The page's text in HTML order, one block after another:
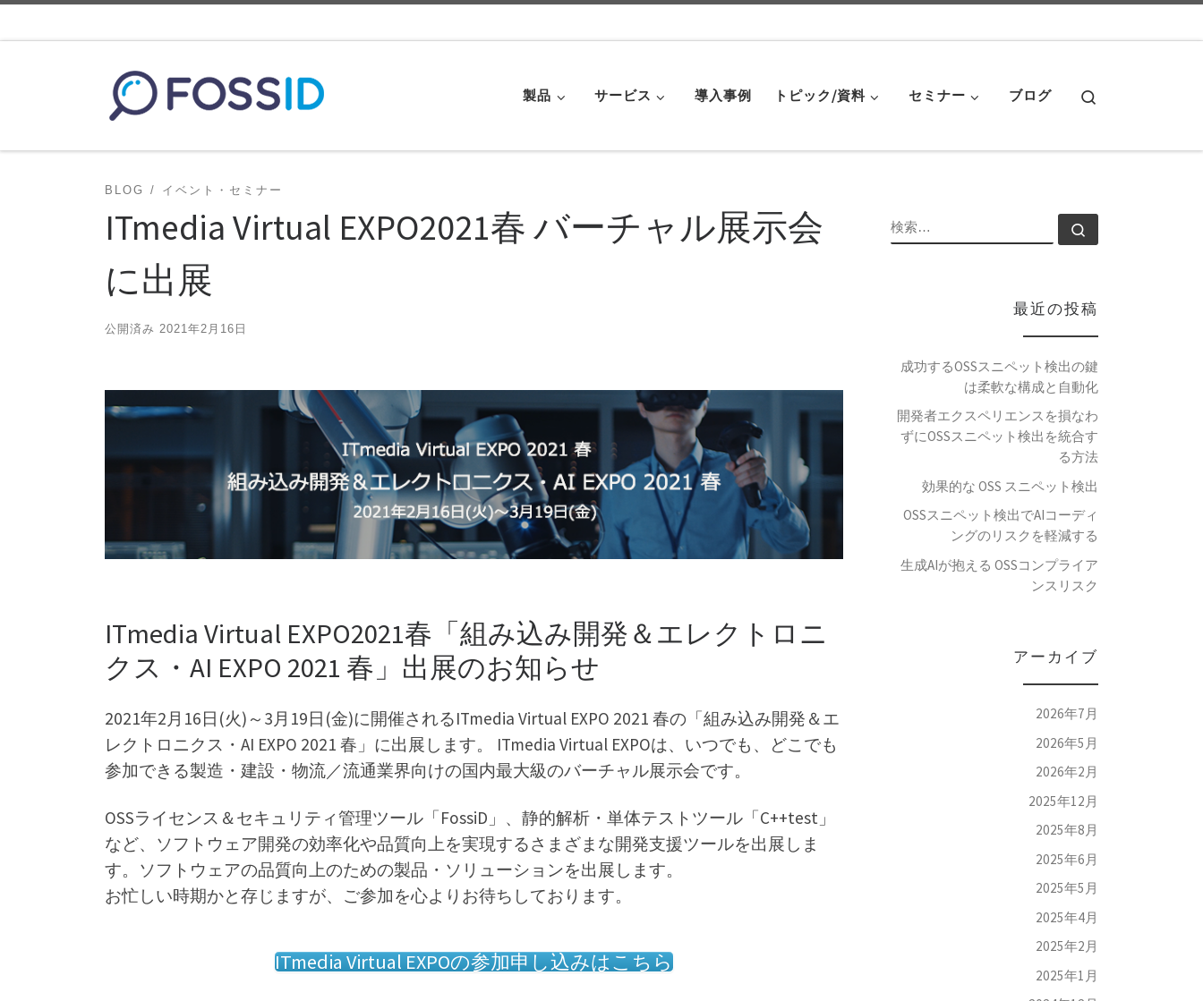
製品 サービス 導入事例 トピック/資料 セミナー ブログ
BLOG イベント・セミナー
ITmedia Virtual EXPO2021春 バーチャル展示会
に出展
公開済み 2021年2月16日
ITmedia Virtual EXPO2021春「組み込み開発＆エレクトロニ
クス・AI EXPO 2021 春」出展のお知らせ
2021年2月16日(火)～3月19日(金)に開催されるITmedia Virtual EXPO 2021 春の「組み込み開発＆エ
レクトロニクス・AI EXPO 2021 春」に出展します。 ITmedia Virtual EXPOは、いつでも、どこでも
参加できる製造・建設・物流／流通業界向けの国内最大級のバーチャル展示会です。
OSSライセンス＆セキュリティ管理ツール「FossiD」、静的解析・単体テストツール「C++test」
など、ソフトウェア開発の効率化や品質向上を実現するさまざまな開発支援ツールを出展しま
す。ソフトウェアの品質向上のための製品・ソリューションを出展します。
お忙しい時期かと存じますが、ご参加を心よりお待ちしております。
ITmedia Virtual EXPOの参加申し込みはこちら
検索
最近の投稿
成功するOSSスニペット検出の鍵
は柔軟な構成と自動化
開発者エクスペリエンスを損なわ
ずにOSSスニペット検出を統合す
る方法
効果的な OSS スニペット検出
OSSスニペット検出でAIコーディ
ングのリスクを軽減する
生成AIが抱える OSSコンプライア
ンスリスク
アーカイブ
2026年7月
2026年5月
2026年2月
2025年12月
2025年8月
2025年6月
2025年5月
2025年4月
2025年2月
2025年1月